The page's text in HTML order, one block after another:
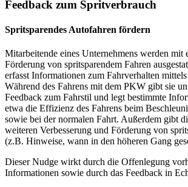
Feedback zum Spritverbrauch
Spritsparendes Autofahren fördern
Mitarbeitende eines Unternehmens werden mit
Förderung von spritsparendem Fahren
erfasst Informationen zum Fahrverhalten
Während des Fahrens mit dem PKW gibt sie
Feedback zum Fahrstil und legt bestimmte
etwa die Effizienz des Fahrens beim
sowie bei der normalen Fahrt. Außerdem gibt
weiteren Verbesserung und Förderung von
(z.B. Hinweise, wann in den höheren Gang
Dieser Nudge wirkt durch die Offenlegung
Informationen sowie durch das Feedback in